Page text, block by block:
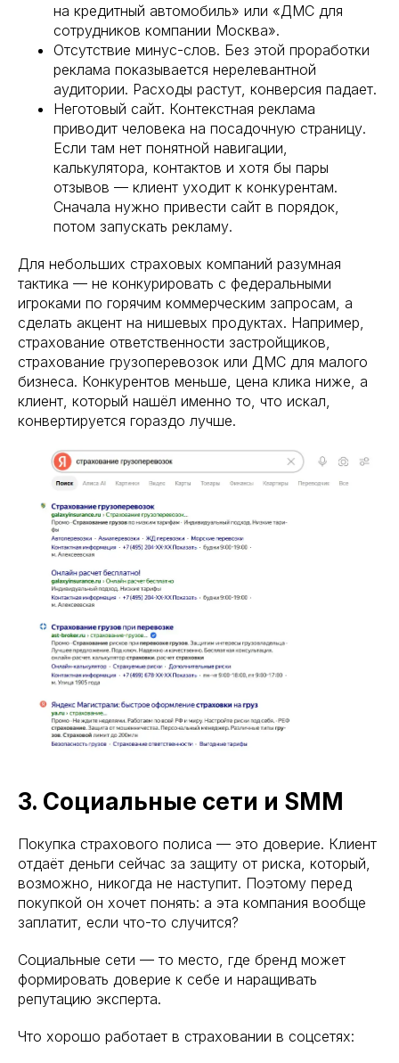
на кредитный автомобиль» или «ДМС для
сотрудников компании Москва».
Отсутствие минус-слов. Без этой проработки
реклама показывается нерелевантной
аудитории. Расходы растут, конверсия падает.
Неготовый сайт. Контекстная реклама
приводит человека на посадочную страницу.
Если там нет понятной навигации,
калькулятора, контактов и хотя бы пары
отзывов — клиент уходит к конкурентам.
Сначала нужно привести сайт в порядок,
потом запускать рекламу.
Для небольших страховых компаний разумная
тактика — не конкурировать с федеральными
игроками по горячим коммерческим запросам, а
сделать акцент на нишевых продуктах. Например,
страхование ответственности застройщиков,
страхование грузоперевозок или ДМС для малого
бизнеса. Конкурентов меньше, цена клика ниже, а
клиент, который нашёл именно то, что искал,
конвертируется гораздо лучше.
3. Социальные сети и SMM
Покупка страхового полиса — это доверие. Клиент
отдаёт деньги сейчас за защиту от риска, который,
возможно, никогда не наступит. Поэтому перед
покупкой он хочет понять: а эта компания вообще
заплатит, если что-то случится?
Социальные сети — то место, где бренд может
формировать доверие к себе и наращивать
репутацию эксперта.
Что хорошо работает в страховании в соцсетях: